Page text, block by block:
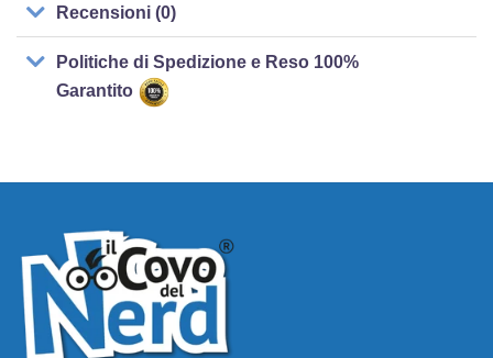
Recensioni (0)
Politiche di Spedizione e Reso 100%
Garantito